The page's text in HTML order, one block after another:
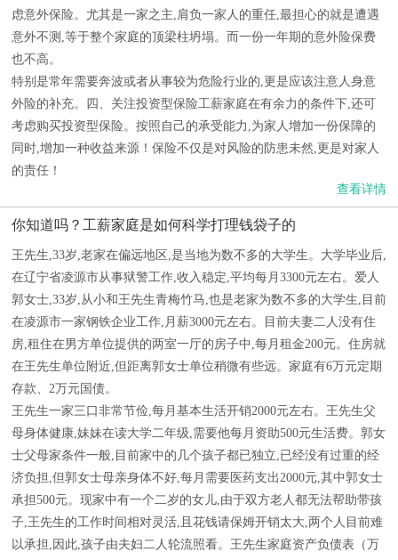
虑意外保险。尤其是一家之主,肩负一家人的重任,最担心的就是遭遇
意外不测,等于整个家庭的顶梁柱坍塌。而一份一年期的意外险保费
也不高。
特别是常年需要奔波或者从事较为危险行业的,更是应该注意人身意
外险的补充。四、关注投资型保险工薪家庭在有余力的条件下,还可
考虑购买投资型保险。按照自己的承受能力,为家人增加一份保障的
同时,增加一种收益来源！保险不仅是对风险的防患未然,更是对家人
的责任！
查看详情
你知道吗？工薪家庭是如何科学打理钱袋子的
王先生,33岁,老家在偏远地区,是当地为数不多的大学生。大学毕业后,
在辽宁省凌源市从事狱警工作,收入稳定,平均每月3300元左右。爱人
郭女士,33岁,从小和王先生青梅竹马,也是老家为数不多的大学生,目前
在凌源市一家钢铁企业工作,月薪3000元左右。目前夫妻二人没有住
房,租住在男方单位提供的两室一厅的房子中,每月租金200元。住房就
在王先生单位附近,但距离郭女士单位稍微有些远。家庭有6万元定期
存款、2万元国债。
王先生一家三口非常节俭,每月基本生活开销2000元左右。王先生父
母身体健康,妹妹在读大学二年级,需要他每月资助500元生活费。郭女
士父母家条件一般,目前家中的几个孩子都已独立,已经没有过重的经
济负担,但郭女士母亲身体不好,每月需要医药支出2000元,其中郭女士
承担500元。现家中有一个二岁的女儿,由于双方老人都无法帮助带孩
子,王先生的工作时间相对灵活,且花钱请保姆开销太大,两个人目前难
以承担,因此,孩子由夫妇二人轮流照看。王先生家庭资产负债表（万